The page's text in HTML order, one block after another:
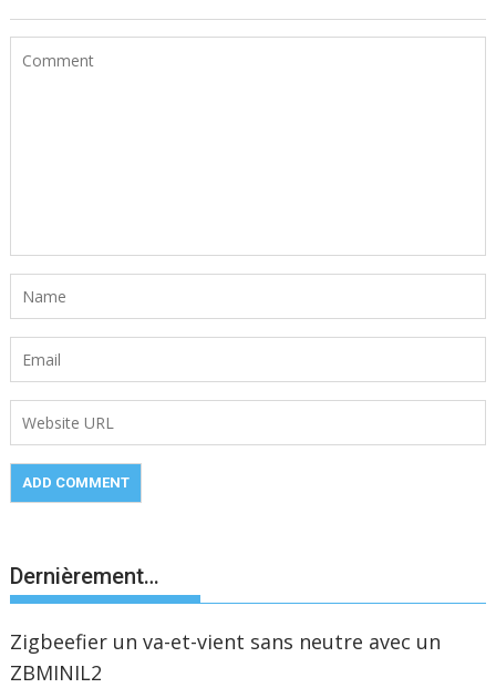
Dernièrement…
Zigbeefier un va-et-vient sans neutre avec un
ZBMINIL2